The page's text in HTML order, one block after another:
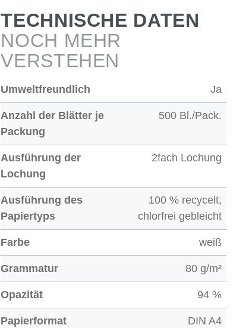
TECHNISCHE DATEN
NOCH MEHR
VERSTEHEN
Umweltfreundlich Ja
Anzahl der Blätter je
Packung
500 Bl./Pack.
Ausführung der
Lochung
2fach Lochung
Ausführung des
Papiertyps
100 % recycelt,
chlorfrei gebleicht
Farbe weiß
Grammatur 80 g/m²
Opazität 94 %
Papierformat DIN A4